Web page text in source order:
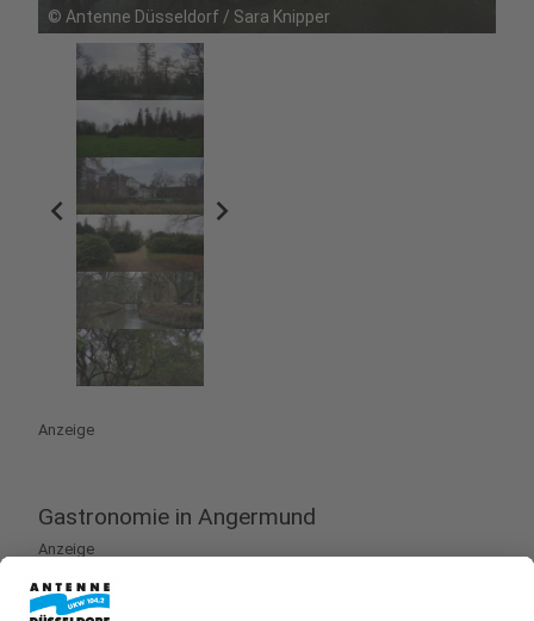
© Antenne Düsseldorf / Sara Knipper
chevron_left chevron_right
Anzeige
Gastronomie in Angermund
Anzeige